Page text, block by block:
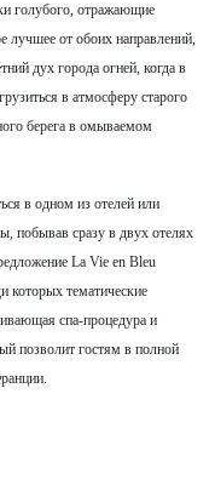
голубого, отражающие
лучшее от обоих направлений,
дух города огней, когда в
в атмосферу старого
берега в омываемом
в одном из отелей или
побывав сразу в двух отелях
La Vie en Bleu
которых тематические
спа-процедура и
позволит гостям в полной